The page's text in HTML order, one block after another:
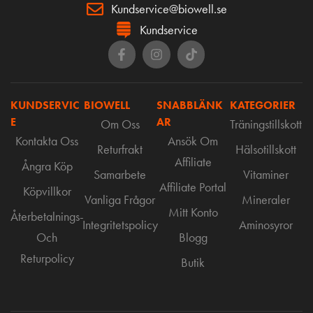
Kundservice@biowell.se
Kundservice
KUNDSERVIC
E
Kontakta Oss
Ångra Köp
Köpvillkor
Återbetalnings-
Och
Returpolicy
BIOWELL
Om Oss
Returfrakt
Samarbete
Vanliga Frågor
Integritetspolicy
SNABBLÄNK
AR
Ansök Om
Affiliate
Affiliate Portal
Mitt Konto
Blogg
Butik
KATEGORIER
Träningstillskott
Hälsotillskott
Vitaminer
Mineraler
Aminosyror